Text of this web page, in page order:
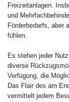
Freizeitanlagen.
und
Förderbedarfs, aber
fühlen.
Es stehen jeder
diverse
Verfügung, die
Das Flair des am
vermittelt jedem